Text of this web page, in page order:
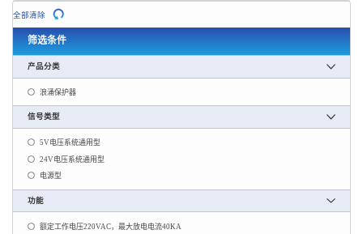
全部清除
筛选条件
产品分类
浪涌保护器
信号类型
5V电压系统通用型
24V电压系统通用型
电源型
功能
额定工作电压220VAC，最大放电电流40KA